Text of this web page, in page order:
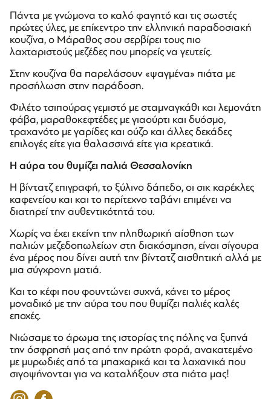
Πάντα με γνώμονα το καλό φαγητό και τις σωστές
πρώτες ύλες, με επίκεντρο την ελληνική παραδοσιακή
κουζίνα, ο Μάραθος σου σερβίρει τους πιο
λαχταριστούς μεζέδες που μπορείς να γευτείς.
Στην κουζίνα θα παρελάσουν «ψαγμένα» πιάτα με
προσήλωση στην παράδοση.
Φιλέτο τσιπούρας γεμιστό με σταμναγκάθι και λεμονάτη
φάβα, μαραθοκεφτέδες με γιαούρτι και δυόσμο,
τραχανότο με γαρίδες και ούζο και άλλες δεκάδες
επιλογές είτε για θαλασσινά είτε για κρεατικά.
Η αύρα του θυμίζει παλιά Θεσσαλονίκη
Η βίντατζ επιγραφή, το ξύλινο δάπεδο, οι σικ καρέκλες
καφενείου και και το περίτεχνο ταβάνι επιμένει να
διατηρεί την αυθεντικότητά του.
Χωρίς να έχει εκείνη την πληθωρική αίσθηση των
παλιών μεζεδοπωλείων στη διακόσμηση, είναι σίγουρα
ένα μέρος που δίνει αυτή την βίντατζ αισθητική αλλά με
μια σύγχρονη ματιά.
Και το κέφι που φουντώνει συχνά, κάνει το μέρος
μοναδικό με την αύρα του που θυμίζει παλιές καλές
εποχές.
Νιώσαμε το άρωμα της ιστορίας της πόλης να ξυπνά
την όσφρησή μας από την πρώτη φορά, ανακατεμένο
με μυρωδιές από τα μπαχαρικά και τα λαχανικά που
σιγοψήνονται για να καταλήξουν στα πιάτα μας!